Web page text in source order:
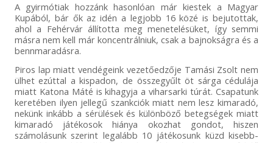
A gyirmótiak hozzánk hasonlóan már kiestek a Magyar
Kupából, bár ők az idén a legjobb 16 közé is bejutottak,
ahol a Fehérvár állította meg menetelésüket, így semmi
másra nem kell már koncentrálniuk, csak a bajnokságra és a
bennmaradásra.
Piros lap miatt vendégeink vezetőedzője Tamási Zsolt nem
ülhet ezúttal a kispadon, de összegyűlt öt sárga cédulája
miatt Katona Máté is kihagyja a viharsarki túrát. Csapatunk
keretében ilyen jellegű szankciók miatt nem lesz kimaradó,
nekünk inkább a sérülések és különböző betegségek miatt
kimaradó játékosok hiánya okozhat gondot, hiszen
számolásunk szerint legalább 10 játékosunk küzd kisebb-